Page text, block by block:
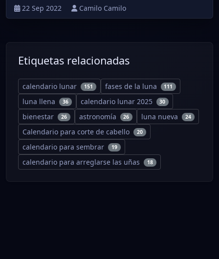
22 Sep 2022 Camilo Camilo
Etiquetas relacionadas
calendario lunar 151 fases de la luna 111
luna llena 36 calendario lunar 2025 30
bienestar 26 astronomía 26 luna nueva 24
Calendario para corte de cabello 20
calendario para sembrar 19
calendario para arreglarse las uñas 18